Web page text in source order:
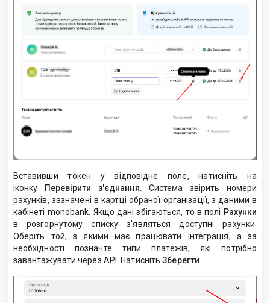
Вставивши токен у відповідне поле, натисніть на
іконку
Перевірити з'єднання. Система звірить номери
рахунків, зазначені в картці обраної організації, з даними в
кабінеті monobank. Якщо дані збігаються, то в полі Рахунки
в розгорнутому списку з'являться доступні рахунки.
Оберіть той, з якими має працювати інтеграція, а за
необхідності позначте типи платежів, які потрібно
завантажувати через API. НатиснітьЗберегти.